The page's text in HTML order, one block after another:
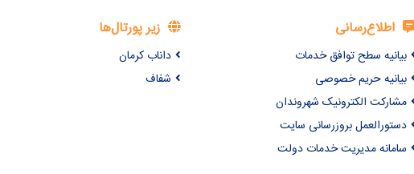
اطلاع‌رسانی
بیانیه سطح توافق خدمات
بیانیه حریم خصوصی
مشارکت الکترونیک شهروندان
دستورالعمل بروزرسانی سایت
سامانه مدیریت خدمات دولت
زیر پورتال‌ها
داناب کرمان
شفاف